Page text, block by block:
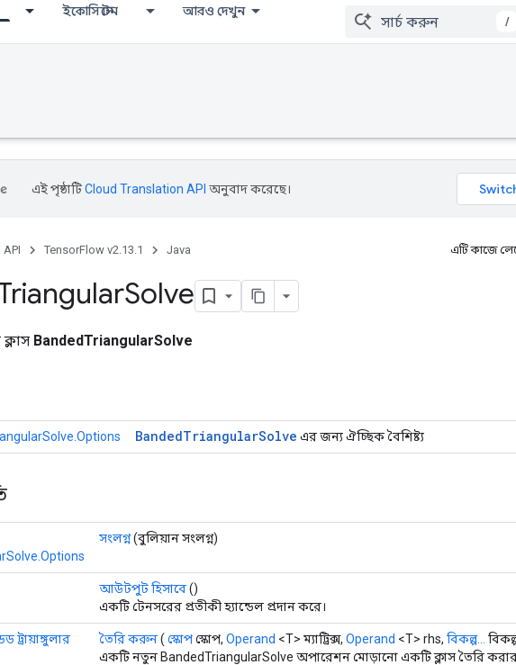
ইকোসিস্টেম আরও দেখুন
/
এই পৃষ্ঠাটিCloud Translation API অনুবাদ করেছে।
API TensorFlow v2.13.1 Java এটি কাজে
Solve
BandedTriangularSolve
BandedTriangularSolve এর জন্য ঐচ্ছিক বৈশিষ্ট্য
সংলগ্ন(বুলিয়ান সংলগ্ন)
আউটপুট হিসাবে()
একটি টেনসরের প্রতীকী হ্যান্ডেল প্রদান করে।
ট্রায়াঙ্গুলার
তৈরি করুন( স্কোপস্কোপ, Operand <T> ম্যাট্রিক্স, Operand <T> rhs, বিকল্প...
একটি নতুন BandedTriangularSolve অপারেশন মোড়ানো একটি ক্লাস তৈরি